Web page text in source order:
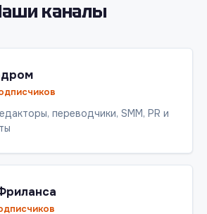
каналы
переводчики, SMM, PR и